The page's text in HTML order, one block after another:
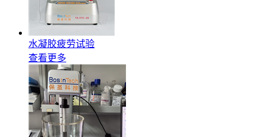
水凝胶疲劳试验
查看更多